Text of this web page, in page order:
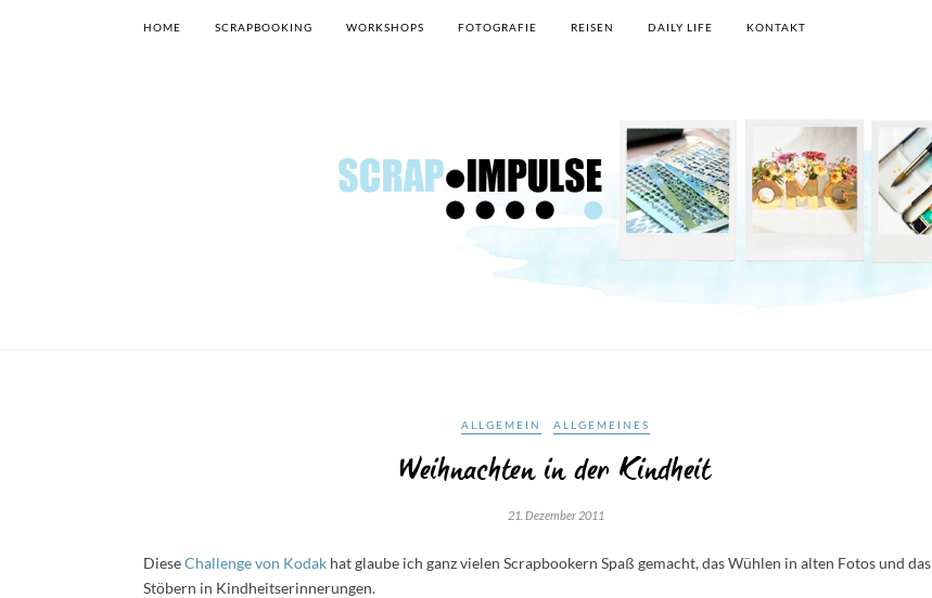
HOME SCRAPBOOKING WORKSHOPS FOTOGRAFIE REISEN DAILY LIFE KONTAKT
ALLGEMEIN ALLGEMEINES
Weihnachten in der Kindheit
21. Dezember 2011
DieseChallenge von Kodak hat glaube ich ganz vielen Scrapbookern Spaß gemacht, das Wühlen in alten Fotos und das
Stöbern in Kindheitserinnerungen.